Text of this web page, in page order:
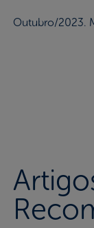
Outubro/2023.